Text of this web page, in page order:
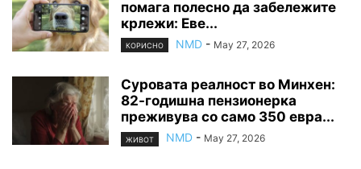
помага полесно да забележите
крлежи: Еве...
КОРИСНО NMD - May 27, 2026
Суровата реалност во Минхен:
82-годишна пензионерка
преживува со само 350 евра...
ЖИВОТ NMD - May 27, 2026